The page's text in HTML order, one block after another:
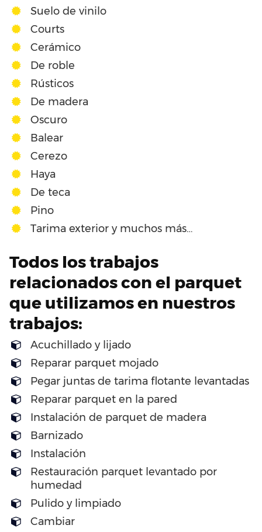
Suelo de vinilo
Courts
Cerámico
De roble
Rústicos
De madera
Oscuro
Balear
Cerezo
Haya
De teca
Pino
Tarima exterior y muchos más…
Todos los trabajos
relacionados con el parquet
que utilizamos en nuestros
trabajos:
Acuchillado y lijado
Reparar parquet mojado
Pegar juntas de tarima flotante levantadas
Reparar parquet en la pared
Instalación de parquet de madera
Barnizado
Instalación
Restauración parquet levantado por
humedad
Pulido y limpiado
Cambiar